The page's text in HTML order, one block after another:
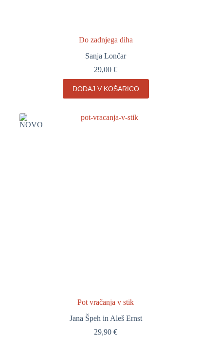
Do zadnjega diha
Sanja Lončar
29,00€
DODAJ V KOŠARICO
NOVO
Pot vračanja v stik
Jana Špeh in Aleš Ernst
29,90€